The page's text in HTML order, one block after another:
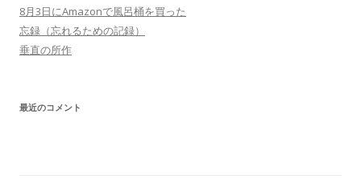
8月3日にAmazonで風呂桶を買った
忘録（忘れるための記録）
垂直の所作
最近のコメント